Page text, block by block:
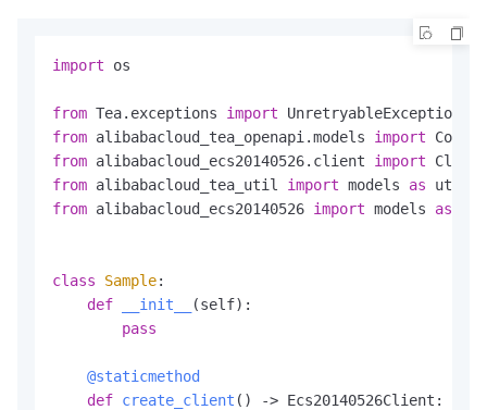
import os
from Tea.exceptions import
from alibabacloud_tea_openapi.models import
from alibabacloud_ecs20140526.client import
from alibabacloud_tea_util import models as
from alibabacloud_ecs20140526 import models as
class Sample:
def
__init__ (self):
pass
    @staticmethod
def create_client () -> Ecs20140526Client: